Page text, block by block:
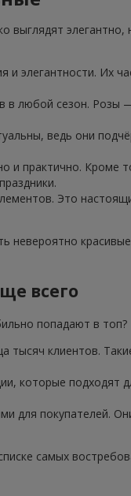
выглядят элегантно,
и элегантности. Их
в любой сезон. Розы
ведь они
и практично. Кроме
Это
невероятно
всего
попадают в топ?
тысяч клиентов.
которые подходят
для покупателей.
самых